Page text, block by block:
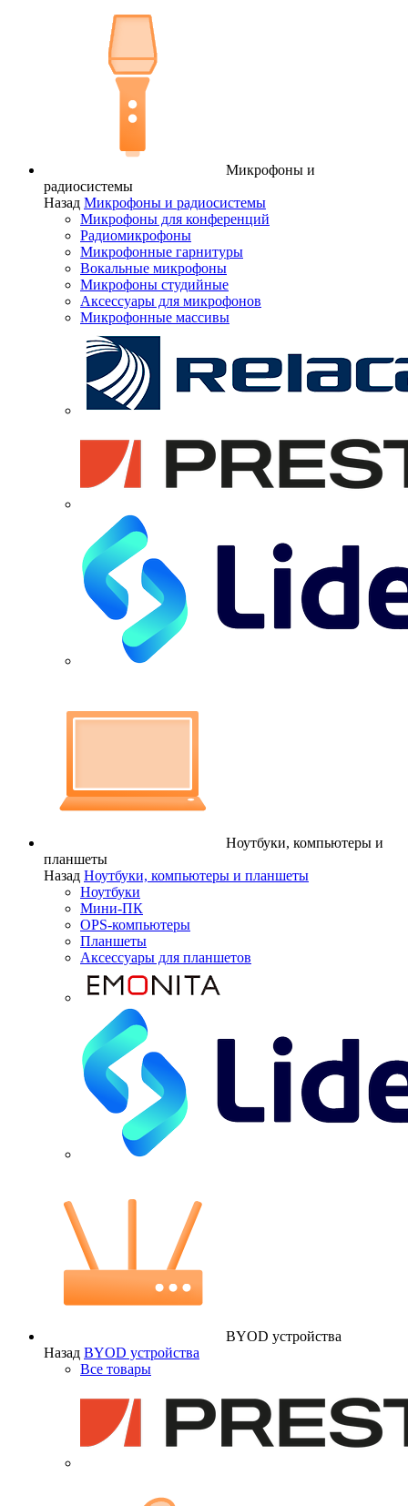
Микрофоны и
радиосистемы
Назад Микрофоны и радиосистемы
Микрофоны для конференций
Радиомикрофоны
Микрофонные гарнитуры
Вокальные микрофоны
Микрофоны студийные
Аксессуары для микрофонов
Микрофонные массивы
Ноутбуки, компьютеры и
планшеты
Назад Ноутбуки, компьютеры и планшеты
Ноутбуки
Мини-ПК
OPS-компьютеры
Планшеты
Аксессуары для планшетов
BYOD устройства
Назад BYOD устройства
Все товары